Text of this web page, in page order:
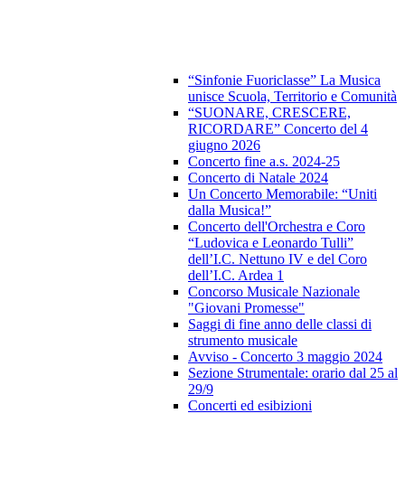
“Sinfonie Fuoriclasse” La Musica
unisce Scuola, Territorio e Comunità
“SUONARE, CRESCERE,
RICORDARE” Concerto del 4
giugno 2026
Concerto fine a.s. 2024-25
Concerto di Natale 2024
Un Concerto Memorabile: “Uniti
dalla Musica!”
Concerto dell'Orchestra e Coro
“Ludovica e Leonardo Tulli”
dell’I.C. Nettuno IV e del Coro
dell’I.C. Ardea 1
Concorso Musicale Nazionale
"Giovani Promesse"
Saggi di fine anno delle classi di
strumento musicale
Avviso - Concerto 3 maggio 2024
Sezione Strumentale: orario dal 25 al
29/9
Concerti ed esibizioni